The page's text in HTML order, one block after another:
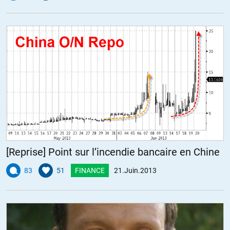
[Reprise] Point sur l’incendie bancaire en Chine
83 51 FINANCE 21.Juin.2013